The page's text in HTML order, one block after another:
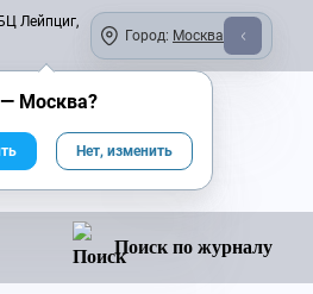
Лейпциг,
Город: Москва
Поиск по журналу
Москва?
Нет, изменить